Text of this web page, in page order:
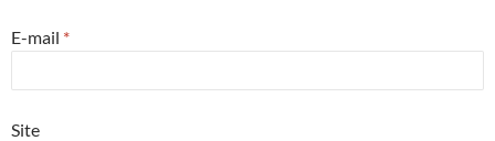
E-mail *
Site